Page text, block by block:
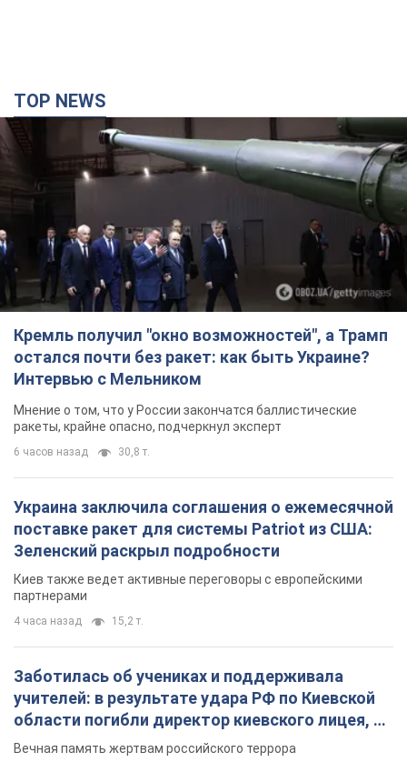
TOP NEWS
Кремль получил "окно возможностей", а Трамп
остался почти без ракет: как быть Украине?
Интервью с Мельником
Мнение о том, что у России закончатся баллистические
ракеты, крайне опасно, подчеркнул эксперт
6 часов назад 30,8 т.
Украина заключила соглашения о ежемесячной
поставке ракет для системы Patriot из США:
Зеленский раскрыл подробности
Киев также ведет активные переговоры с европейскими
партнерами
4 часа назад 15,2 т.
Заботилась об учениках и поддерживала
учителей: в результате удара РФ по Киевской
области погибли директор киевского лицея, её
муж и внук
Вечная память жертвам российского террора